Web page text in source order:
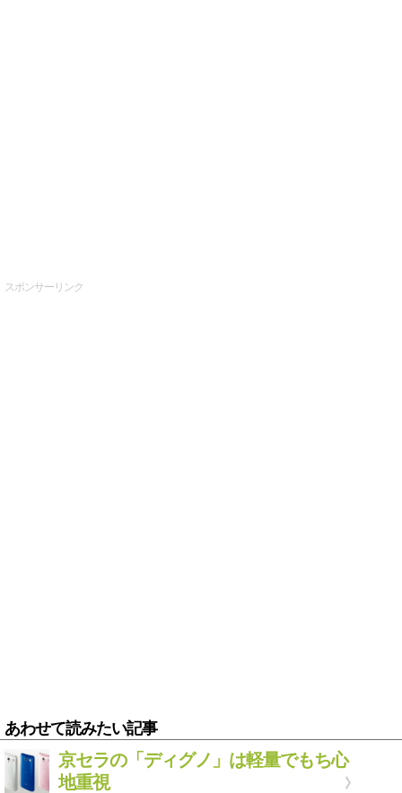
スポンサーリンク
あわせて読みたい記事
京セラの「ディグノ」は軽量でもち心
地重視